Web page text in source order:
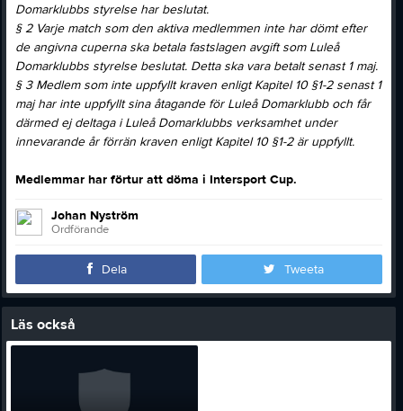
Domarklubbs styrelse har beslutat.
§ 2 Varje match som den aktiva medlemmen inte har dömt efter
de angivna cuperna ska betala fastslagen avgift som Luleå
Domarklubbs styrelse beslutat. Detta ska vara betalt senast 1 maj.
§ 3 Medlem som inte uppfyllt kraven enligt Kapitel 10 §1-2 senast 1
maj har inte uppfyllt sina åtagande för Luleå Domarklubb och får
därmed ej deltaga i Luleå Domarklubbs verksamhet under
innevarande år förrän kraven enligt Kapitel 10 §1-2 är uppfyllt.
Medlemmar har förtur att döma i Intersport Cup.
Johan Nyström
Ordförande
Dela Tweeta
Läs också